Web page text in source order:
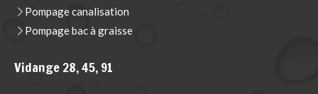
Pompage canalisation
Pompage bac à graisse
Vidange 28, 45, 91